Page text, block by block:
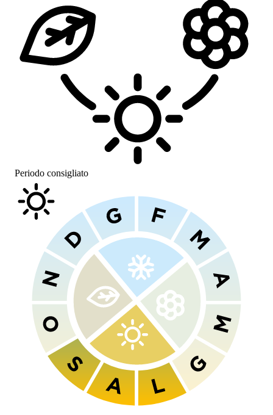
Periodo consigliato